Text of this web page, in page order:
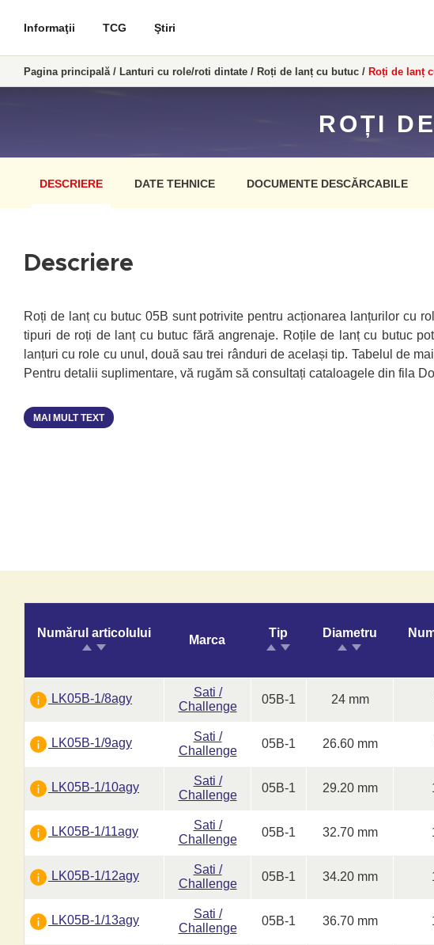
Informaţii TCG Ştiri
Pagina principală / Lanturi cu role/roti dintate / Roți de lanț cu butuc / Roți de lanț
ROȚI
DESCRIERE DATE TEHNICE DOCUMENTE DESCĂRCABILE
Descriere
Roți de lanț cu butuc 05B sunt potrivite pentru acționarea lanțurilor cu
tipuri de roți de lanț cu butuc fără angrenaje. Roțile de lanț cu butuc
lanțuri cu role cu unul, două sau trei rânduri de același tip. Tabelul de
Pentru detalii suplimentare, vă rugăm să consultați cataloagele din fila
MAI MULT TEXT
Numărul articolului
Marca
Tip Diametru
LK05B-1/8agy
Sati /
Challenge
05B-1 24 mm
LK05B-1/9agy
Sati /
Challenge
05B-1 26.60 mm
LK05B-1/10agy
Sati /
Challenge
05B-1 29.20 mm
LK05B-1/11agy
Sati /
Challenge
05B-1 32.70 mm
LK05B-1/12agy
Sati /
Challenge
05B-1 34.20 mm
LK05B-1/13agy
Sati /
Challenge
05B-1 36.70 mm